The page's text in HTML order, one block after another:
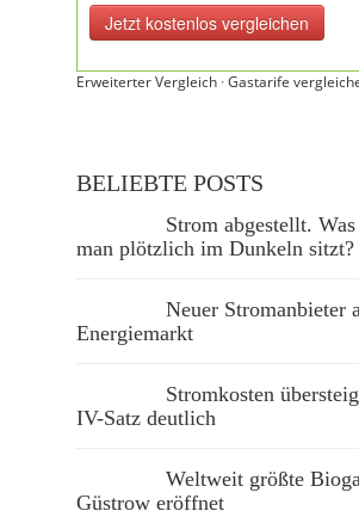
Erweiterter Vergleich ·Gastarife
BELIEBTE POSTS
Strom abgestellt.
man plötzlich im Dunkeln sitzt?
Neuer Stromanbieter
Energiemarkt
Stromkosten
IV-Satz deutlich
Weltweit größte
Güstrow eröffnet